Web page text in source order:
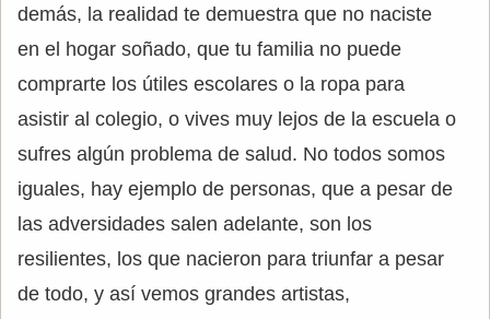
demás, la realidad te demuestra que no naciste
en el hogar soñado, que tu familia no puede
comprarte los útiles escolares o la ropa para
asistir al colegio, o vives muy lejos de la escuela o
sufres algún problema de salud. No todos somos
iguales, hay ejemplo de personas, que a pesar de
las adversidades salen adelante, son los
resilientes, los que nacieron para triunfar a pesar
de todo, y así vemos grandes artistas,